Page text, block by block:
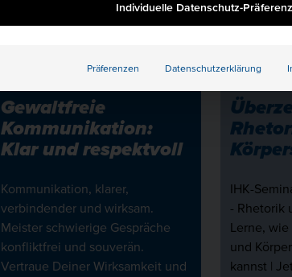
Gewaltfreie
Kommunikation:
Klar und respektvoll
Kommunikation, klarer,
verbindender und wirksam.
Meister schwierige Gespräche
konfliktfrei und souverän.
Vertraue Deiner Wirksamkeit und
IHK-
- Rhetorik
Lerne,
und
kannst |
Individuelle Datenschutz-
Präferenzen Datenschutzerklärung